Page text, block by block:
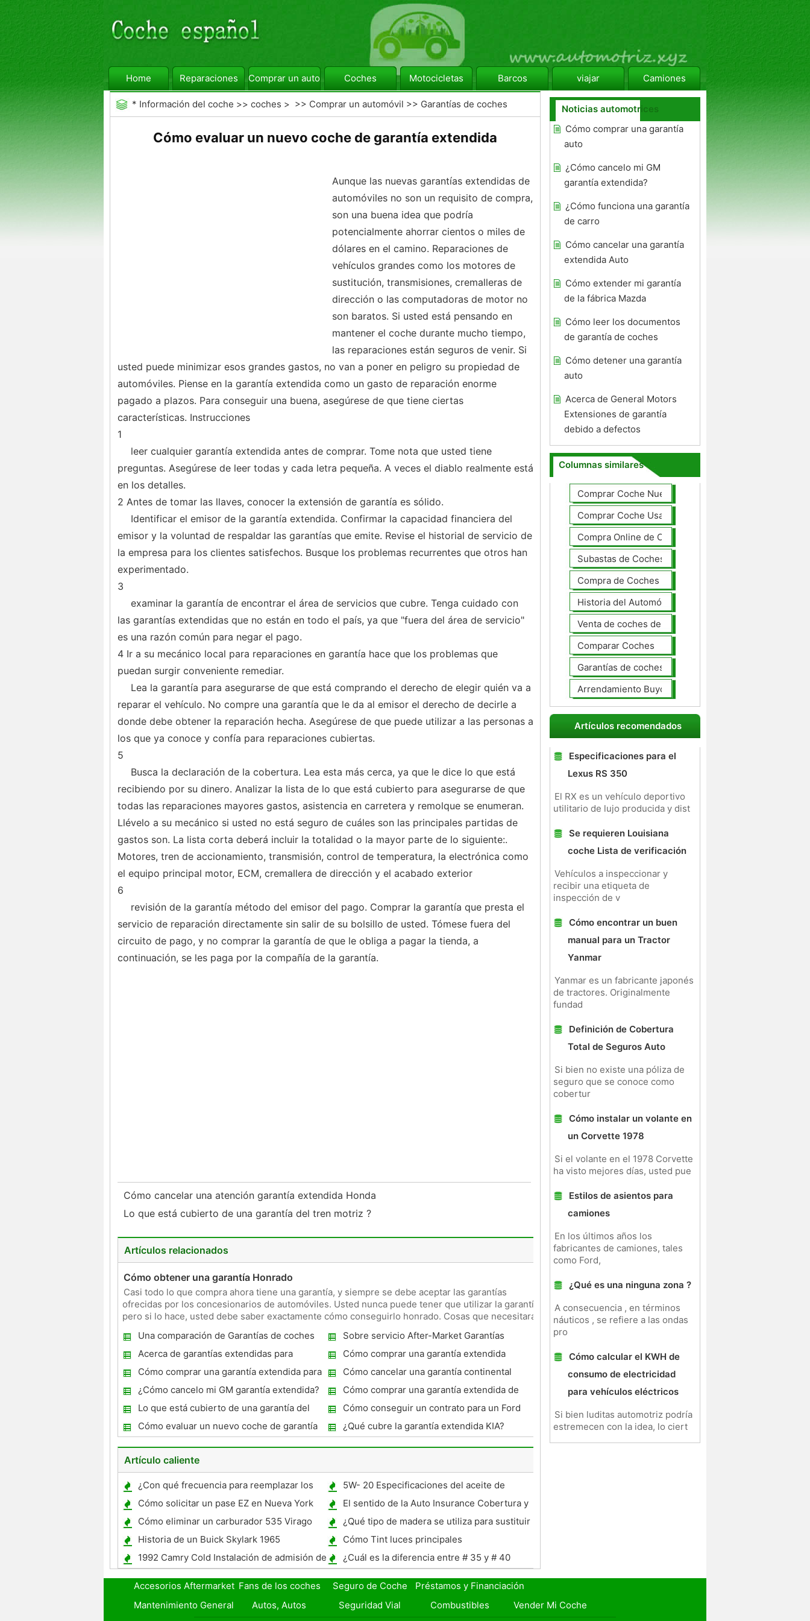
Home Reparaciones Comprar un automóvil Coches Motocicletas Barcos viajar Camiones
* Información del coche >> coches > >> Comprar un automóvil >> Garantías de coches
Cómo evaluar un nuevo coche de garantía extendida
Aunque las nuevas garantías extendidas de
automóviles no son un requisito de compra,
son una buena idea que podría
potencialmente ahorrar cientos o miles de
dólares en el camino. Reparaciones de
vehículos grandes como los motores de
sustitución, transmisiones, cremalleras de
dirección o las computadoras de motor no
son baratos. Si usted está pensando en
mantener el coche durante mucho tiempo,
las reparaciones están seguros de venir. Si
usted puede minimizar esos grandes gastos, no van a poner en peligro su propiedad de
automóviles. Piense en la garantía extendida como un gasto de reparación enorme
pagado a plazos. Para conseguir una buena, asegúrese de que tiene ciertas
características. Instrucciones
1
leer cualquier garantía extendida antes de comprar. Tome nota que usted tiene
preguntas. Asegúrese de leer todas y cada letra pequeña. A veces el diablo realmente está
en los detalles.
2 Antes de tomar las llaves, conocer la extensión de garantía es sólido.
Identificar el emisor de la garantía extendida. Confirmar la capacidad financiera del
emisor y la voluntad de respaldar las garantías que emite. Revise el historial de servicio de
la empresa para los clientes satisfechos. Busque los problemas recurrentes que otros han
experimentado.
3
examinar la garantía de encontrar el área de servicios que cubre. Tenga cuidado con
las garantías extendidas que no están en todo el país, ya que "fuera del área de servicio"
es una razón común para negar el pago.
4 Ir a su mecánico local para reparaciones en garantía hace que los problemas que
puedan surgir conveniente remediar.
Lea la garantía para asegurarse de que está comprando el derecho de elegir quién va a
reparar el vehículo. No compre una garantía que le da al emisor el derecho de decirle a
donde debe obtener la reparación hecha. Asegúrese de que puede utilizar a las personas a
los que ya conoce y confía para reparaciones cubiertas.
5
Busca la declaración de la cobertura. Lea esta más cerca, ya que le dice lo que está
recibiendo por su dinero. Analizar la lista de lo que está cubierto para asegurarse de que
todas las reparaciones mayores gastos, asistencia en carretera y remolque se enumeran.
Llévelo a su mecánico si usted no está seguro de cuáles son las principales partidas de
gastos son. La lista corta deberá incluir la totalidad o la mayor parte de lo siguiente:.
Motores, tren de accionamiento, transmisión, control de temperatura, la electrónica como
el equipo principal motor, ECM, cremallera de dirección y el acabado exterior
6
revisión de la garantía método del emisor del pago. Comprar la garantía que presta el
servicio de reparación directamente sin salir de su bolsillo de usted. Tómese fuera del
circuito de pago, y no comprar la garantía de que le obliga a pagar la tienda, a
continuación, se les paga por la compañía de la garantía.
Cómo cancelar una atención garantía extendida Honda
Lo que está cubierto de una garantía del tren motriz ?
Artículos relacionados
Cómo obtener una garantía Honrado
Casi todo lo que compra ahora tiene una garantía, y siempre se debe aceptar las garantías
ofrecidas por los concesionarios de automóviles. Usted nunca puede tener que utilizar la garantía,
pero si lo hace, usted debe saber exactamente cómo conseguirlo honrado. Cosas que necesitará
Una comparación de Garantías de coches
ampliado
Sobre servicio After-Market Garantías
Coche
Acerca de garantías extendidas para
Coches
Cómo comprar una garantía extendida
Honda
Cómo comprar una garantía extendida para
un coche
Cómo cancelar una garantía continental
¿Cómo cancelo mi GM garantía extendida?
Cómo comprar una garantía extendida de
automóviles
Lo que está cubierto de una garantía del
tren motriz ?
Cómo conseguir un contrato para un Ford
ESP
Cómo evaluar un nuevo coche de garantía
extendida
¿Qué cubre la garantía extendida KIA?
Artículo caliente
¿Con qué frecuencia para reemplazar los
rotores de freno
5W- 20 Especificaciones del aceite de
motor para Ford y General Motors
Cómo solicitar un pase EZ en Nueva York
El sentido de la Auto Insurance Cobertura y
límites
Cómo eliminar un carburador 535 Virago
¿Qué tipo de madera se utiliza para sustituir
Stringers en un barco?
Historia de un Buick Skylark 1965
Cómo Tint luces principales
1992 Camry Cold Instalación de admisión de
aire
¿Cuál es la diferencia entre # 35 y # 40
Chain Chain?
Noticias automotrices
Cómo comprar una garantía
auto
¿Cómo cancelo mi GM
garantía extendida?
¿Cómo funciona una garantía
de carro
Cómo cancelar una garantía
extendida Auto
Cómo extender mi garantía
de la fábrica Mazda
Cómo leer los documentos
de garantía de coches
Cómo detener una garantía
auto
Acerca de General Motors
Extensiones de garantía
debido a defectos
Columnas similares
Comprar Coche Nuevo
Comprar Coche Usado
Compra Online de Coches
Subastas de Coches
Compra de Coches Basics
Historia del Automóvil
Venta de coches de lujo
Comparar Coches
Garantías de coches ampliado
Arrendamiento Buyout
Artículos recomendados
Especificaciones para el
Lexus RS 350
El RX es un vehículo deportivo
utilitario de lujo producida y dist
Se requieren Louisiana
coche Lista de verificación
Vehículos a inspeccionar y
recibir una etiqueta de
inspección de v
Cómo encontrar un buen
manual para un Tractor
Yanmar
Yanmar es un fabricante japonés
de tractores. Originalmente
fundad
Definición de Cobertura
Total de Seguros Auto
Si bien no existe una póliza de
seguro que se conoce como
cobertur
Cómo instalar un volante en
un Corvette 1978
Si el volante en el 1978 Corvette
ha visto mejores días, usted pue
Estilos de asientos para
camiones
En los últimos años los
fabricantes de camiones, tales
como Ford,
¿Qué es una ninguna zona ?
A consecuencia , en términos
náuticos , se refiere a las ondas
pro
Cómo calcular el KWH de
consumo de electricidad
para vehículos eléctricos
Si bien luditas automotriz podría
estremecen con la idea, lo ciert
Accesorios Aftermarket Fans de los coches Seguro de Coche
Préstamos y Financiación
Mantenimiento General
Autos, Autos Seguridad Vial Combustibles Vender Mi Coche